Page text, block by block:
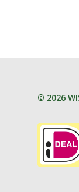
© 2026